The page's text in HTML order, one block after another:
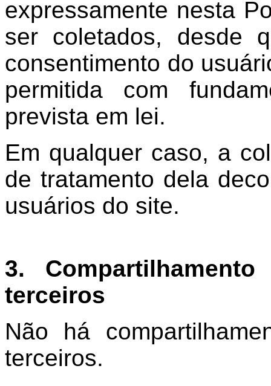
expressamente nesta
ser coletados, desde
consentimento do
permitida com
prevista em lei.
Em qualquer caso, a
de tratamento dela
usuários do site.
3.
terceiros
Não há
terceiros.